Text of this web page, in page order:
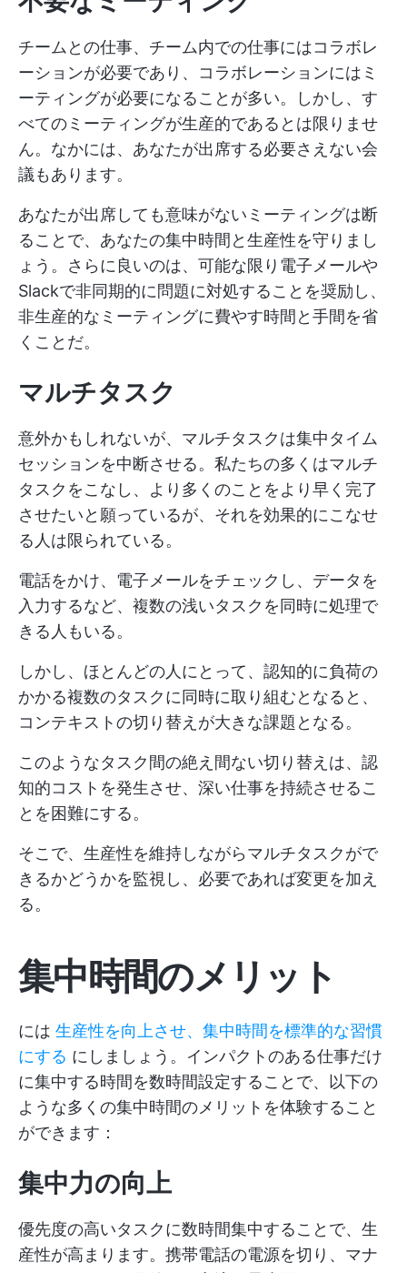
チームとの仕事、チーム内での仕事にはコラボレ
ーションが必要であり、コラボレーションにはミ
ーティングが必要になることが多い。しかし、す
べてのミーティングが生産的であるとは限りませ
ん。なかには、あなたが出席する必要さえない会
議もあります。
あなたが出席しても意味がないミーティングは断
ることで、あなたの集中時間と生産性を守りまし
ょう。さらに良いのは、可能な限り電子メールや
Slackで非同期的に問題に対処することを奨励し、
非生産的なミーティングに費やす時間と手間を省
くことだ。
マルチタスク
意外かもしれないが、マルチタスクは集中タイム
セッションを中断させる。私たちの多くはマルチ
タスクをこなし、より多くのことをより早く完了
させたいと願っているが、それを効果的にこなせ
る人は限られている。
電話をかけ、電子メールをチェックし、データを
入力するなど、複数の浅いタスクを同時に処理で
きる人もいる。
しかし、ほとんどの人にとって、認知的に負荷の
かかる複数のタスクに同時に取り組むとなると、
コンテキストの切り替えが大きな課題となる。
このようなタスク間の絶え間ない切り替えは、認
知的コストを発生させ、深い仕事を持続させるこ
とを困難にする。
そこで、生産性を維持しながらマルチタスクがで
きるかどうかを監視し、必要であれば変更を加え
る。
集中時間のメリット
には 生産性を向上させ、集中時間を標準的な習慣
にする にしましょう。インパクトのある仕事だけ
に集中する時間を数時間設定することで、以下の
ような多くの集中時間のメリットを体験すること
ができます：
集中力の向上
優先度の高いタスクに数時間集中することで、生
産性が高まります。携帯電話の電源を切り、マナ